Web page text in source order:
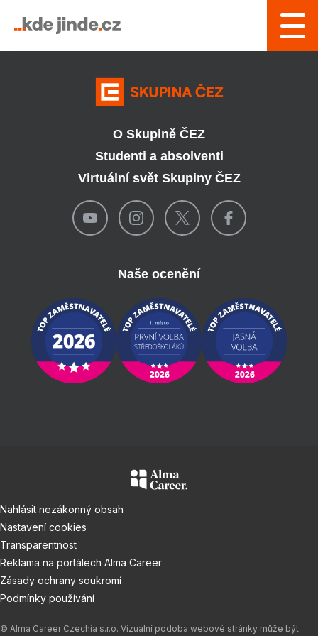
O Skupině ČEZ
Studenti a absolventi
Virtuální svět Skupiny ČEZ
Naše ocenění
Nahlásit nezákonný obsah
Nastavení cookies
Transparentnost
Reklama na portálech Alma Career
Zásady ochrany soukromí
Podmínky používání
© Alma Career Czechia s.r.o. Vizuální podoba webové stránky může být